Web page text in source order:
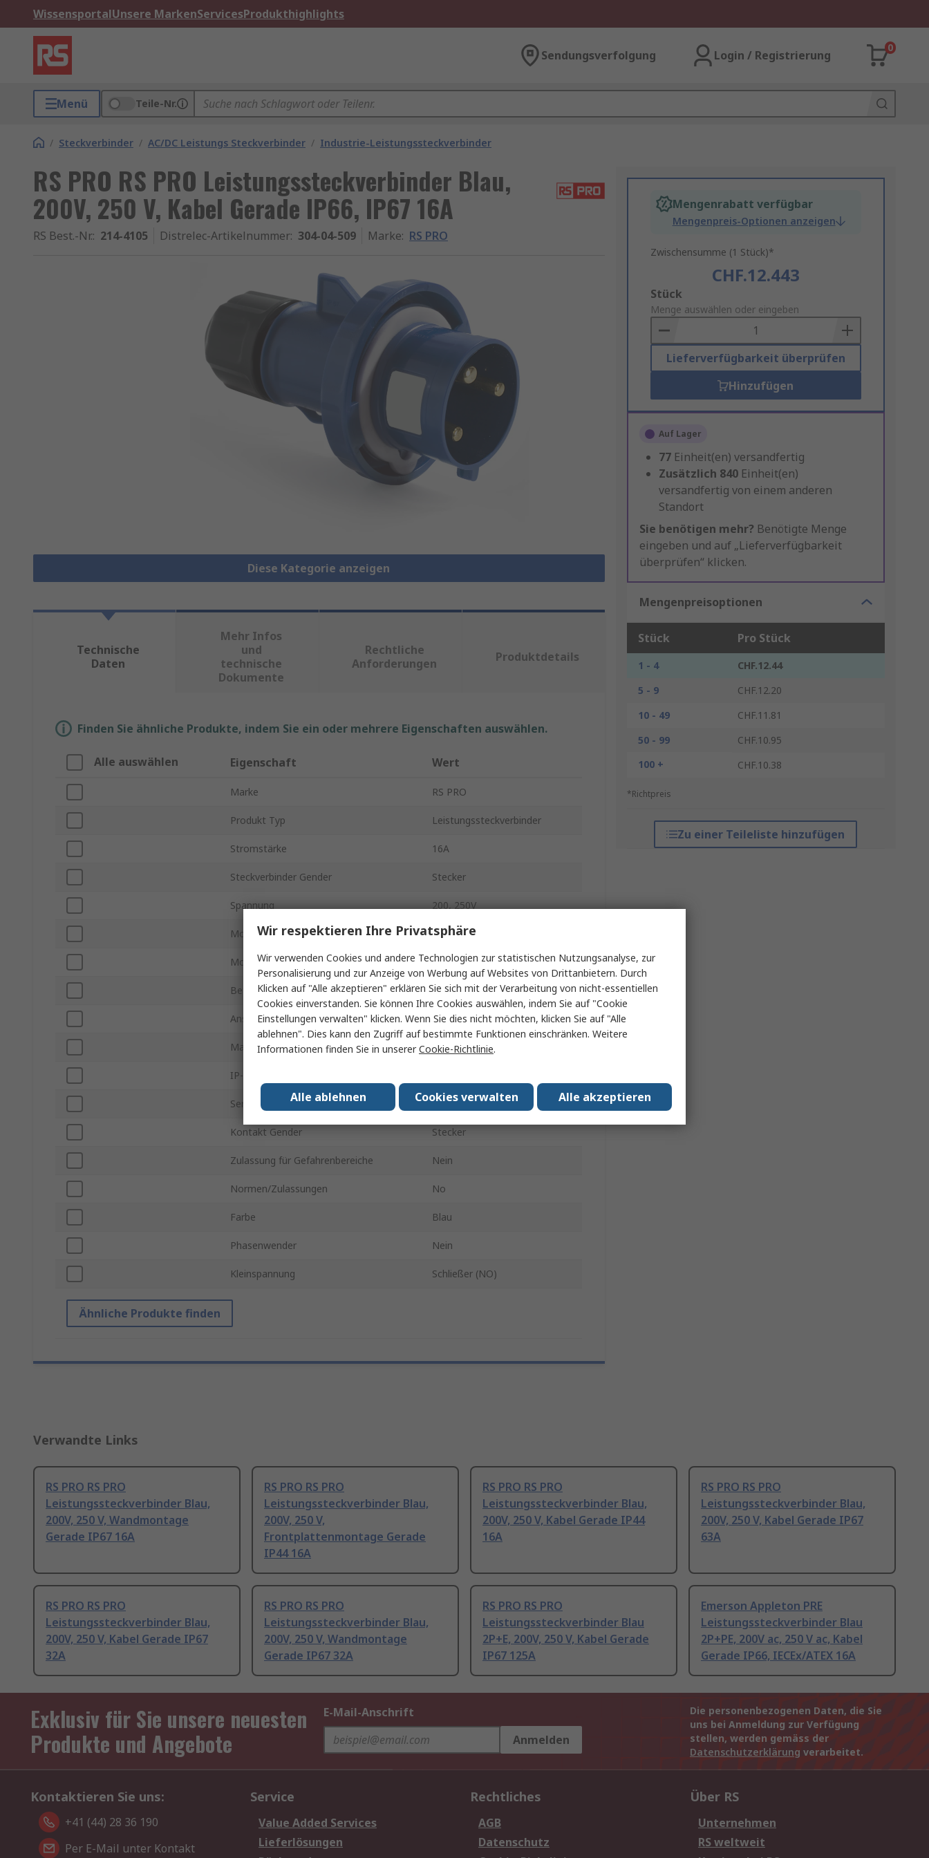
WissensportalUnsere MarkenServicesProdukthighlights
Sendungsverfolgung Login / Registrierung
0
Menü Teile-Nr.
/ Steckverbinder / AC/DC Leistungs Steckverbinder / Industrie-Leistungssteckverbinder
RS PRO RS PRO Leistungssteckverbinder Blau,
200V, 250 V, Kabel Gerade IP66, IP67 16A
RS Best.-Nr.: 214-4105 Distrelec-Artikelnummer: 304-04-509 Marke: RS PRO
Diese Kategorie anzeigen
Mengenrabatt verfügbar
Mengenpreis-Optionen anzeigen
Zwischensumme (1 Stück)*
CHF.12.443
Add
to
Basket
Stück
Menge auswählen oder eingeben
Lieferverfügbarkeit überprüfen
Hinzufügen
Auf Lager
77 Einheit(en) versandfertig
Zusätzlich 840 Einheit(en)
versandfertig von einem anderen
Standort
Sie benötigen mehr? Benötigte Menge
eingeben und auf „Lieferverfügbarkeit
überprüfen“ klicken.
Mengenpreisoptionen
Stück Pro Stück
1 - 4
CHF.12.44
5 - 9
CHF.12.20
10 - 49
CHF.11.81
50 - 99
CHF.10.95
100 +
CHF.10.38
*Richtpreis
Zu einer Teileliste hinzufügen
Technische
Daten
Mehr Infos
und
technische
Dokumente
Rechtliche
Anforderungen
Produktdetails
Finden Sie ähnliche Produkte, indem Sie ein oder mehrere Eigenschaften auswählen.
Alle auswählen Eigenschaft Wert
Marke RS PRO
Produkt Typ Leistungssteckverbinder
Stromstärke 16A
Steckverbinder Gender Stecker
Spannung 200, 250V
Montageart Kabel
Montageausrichtung Gerade
Betriebstemperatur min. -25°C
Anschlusstyp Steckbar
Maximale Betriebstemperatur 40°C
IP-Schutzart
Serie RS PRO
Kontakt Gender Stecker
Zulassung für Gefahrenbereiche Nein
Normen/Zulassungen No
Farbe Blau
Phasenwender Nein
Kleinspannung Schließer (NO)
Ähnliche Produkte finden
Verwandte Links
RS PRO RS PRO
Leistungssteckverbinder Blau,
200V, 250 V, Wandmontage
Gerade IP67 16A
RS PRO RS PRO
Leistungssteckverbinder Blau,
200V, 250 V,
Frontplattenmontage Gerade
IP44 16A
RS PRO RS PRO
Leistungssteckverbinder Blau,
200V, 250 V, Kabel Gerade IP44
16A
RS PRO RS PRO
Leistungssteckverbinder Blau,
200V, 250 V, Kabel Gerade IP67
63A
RS PRO RS PRO
Leistungssteckverbinder Blau,
200V, 250 V, Kabel Gerade IP67
32A
RS PRO RS PRO
Leistungssteckverbinder Blau,
200V, 250 V, Wandmontage
Gerade IP67 32A
RS PRO RS PRO
Leistungssteckverbinder Blau
2P+E, 200V, 250 V, Kabel Gerade
IP67 125A
Emerson Appleton PRE
Leistungssteckverbinder Blau
2P+PE, 200V ac, 250 V ac, Kabel
Gerade IP66, IECEx/ATEX 16A
Exklusiv für Sie unsere neuesten
Produkte und Angebote
E-Mail-Anschrift
Anmelden
Die personenbezogenen Daten, die Sie
uns bei Anmeldung zur Verfügung
stellen, werden gemäss der
Datenschutzerklärung verarbeitet.
Kontaktieren Sie uns:
+41 (44) 28 36 190
Per E-Mail unter Kontakt
Service
Value Added Services
Lieferlösungen
Rechtliches
AGB
Datenschutz
Über RS
Unternehmen
RS weltweit
Wir respektieren Ihre Privatsphäre
Wir verwenden Cookies und andere Technologien zur statistischen Nutzungsanalyse, zur
Personalisierung und zur Anzeige von Werbung auf Websites von Drittanbietern. Durch
Klicken auf "Alle akzeptieren" erklären Sie sich mit der Verarbeitung von nicht-essentiellen
Cookies einverstanden. Sie können Ihre Cookies auswählen, indem Sie auf "Cookie
Einstellungen verwalten" klicken. Wenn Sie dies nicht möchten, klicken Sie auf "Alle
ablehnen". Dies kann den Zugriff auf bestimmte Funktionen einschränken. Weitere
Informationen finden Sie in unsererCookie-Richtlinie.
Alle akzeptieren
Cookies verwalten
Alle ablehnen